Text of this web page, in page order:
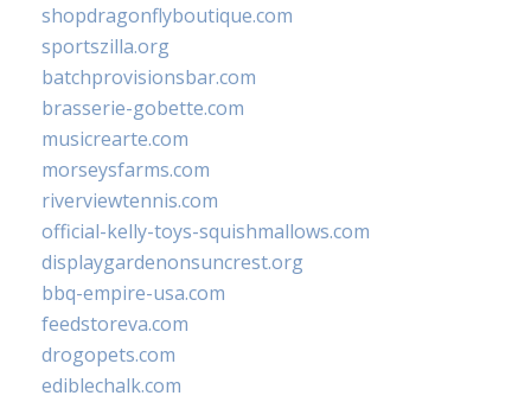
shopdragonflyboutique.com
sportszilla.org
batchprovisionsbar.com
brasserie-gobette.com
musicrearte.com
morseysfarms.com
riverviewtennis.com
official-kelly-toys-squishmallows.com
displaygardenonsuncrest.org
bbq-empire-usa.com
feedstoreva.com
drogopets.com
ediblechalk.com